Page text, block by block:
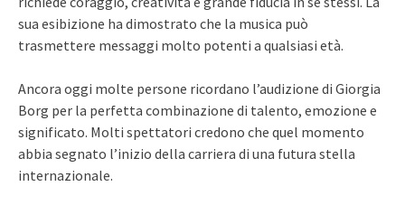
sua esibizione ha dimostrato che la musica può
trasmettere messaggi molto potenti a qualsiasi età.
Ancora oggi molte persone ricordano l’audizione di Giorgia
Borg per la perfetta combinazione di talento, emozione e
significato. Molti spettatori credono che quel momento
abbia segnato l’inizio della carriera di una futura stella
internazionale.